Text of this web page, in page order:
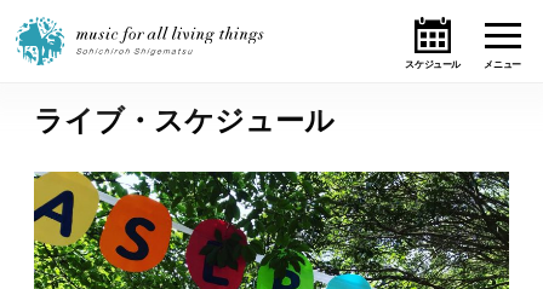
ホーム
ニュース
テーマ
ライブ・スケジュール